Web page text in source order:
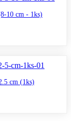
10 cm - 1ks)
cm (1ks)